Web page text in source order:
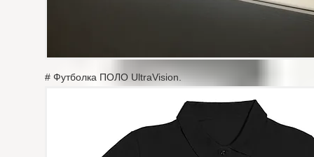
# Футболка ПОЛО UltraVision.